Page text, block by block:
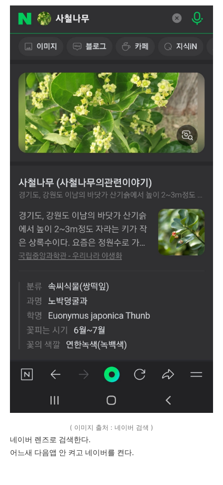
( 이미지 출처 : 네이버 검색 )
네이버 렌즈로 검색한다.
어느새 다음앱 안 켜고 네이버를 켠다.